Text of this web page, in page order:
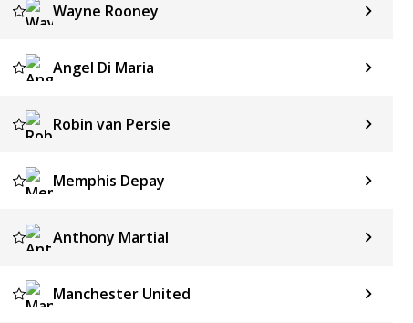
Wayne Rooney
Angel Di Maria
Robin van Persie
Memphis Depay
Anthony Martial
Manchester United